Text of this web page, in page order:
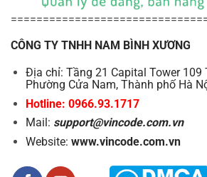
CÔNG TY TNHH NAM BÌNH XƯƠNG
Địa chỉ: Tầng 21 Capital Tower 109
Phường Cửa Nam, Thành phố Hà
Hotline: 0966.93.1717
Mail: support@vincode.com.vn
Website: www.vincode.com.vn